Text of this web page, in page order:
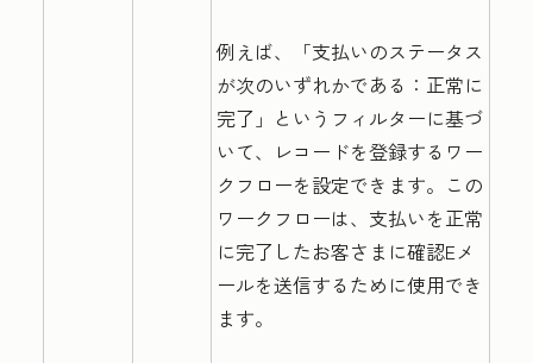
例えば、「支払いのステータス
が次のいずれかである：正常に
完了」というフィルターに基づ
いて、レコードを登録するワー
クフローを設定できます。 この
ワークフローは、支払いを正常
に完了したお客さまに確認Eメ
ールを送信するために使用でき
ます。